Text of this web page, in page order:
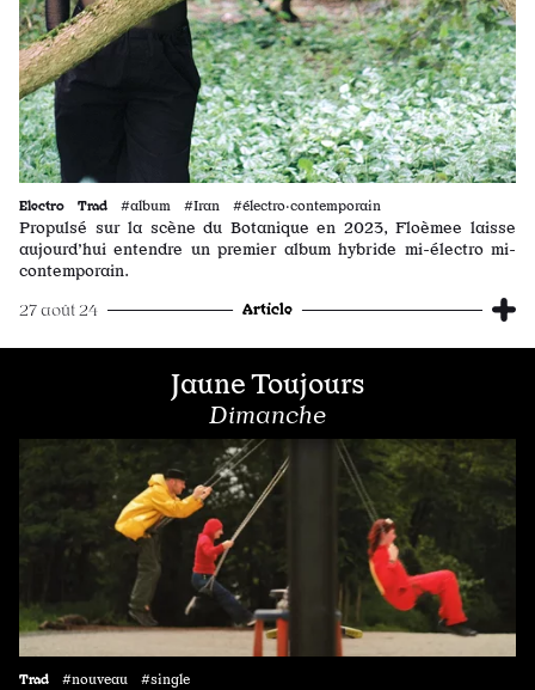
Electro Trad #album #Iran #électro·contemporain
Propulsé sur la scène du Botanique en 2023, Floèmee laisse
aujourd’hui entendre un premier album hybride mi-électro mi-
contemporain.
27 août 24 Article
Jaune Toujours
Dimanche
Trad #nouveau #single